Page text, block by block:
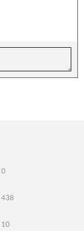
0
438
10